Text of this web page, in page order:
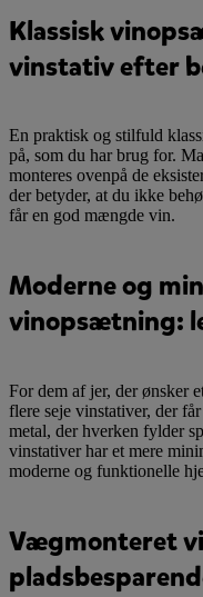
Klassisk
vinstativ efter
En praktisk og stilfuld
på, som du har brug for.
monteres ovenpå de
der betyder, at du ikke
får en god mængde vin.
Moderne og
vinopsætning:
For dem af jer, der ønsker
flere seje vinstativer, der
metal, der hverken fylder
vinstativer har et mere
moderne og funktionelle
Vægmonteret